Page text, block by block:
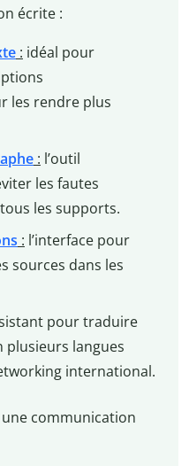
écrite :
: idéal pour
les rendre plus
: l’outil
les fautes
les supports.
: l’interface pour
sources dans les
pour traduire
plusieurs langues
international.
communication